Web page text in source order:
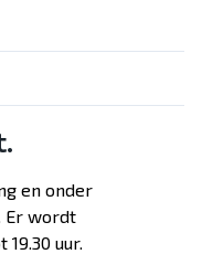
en onder
Er wordt
uur.